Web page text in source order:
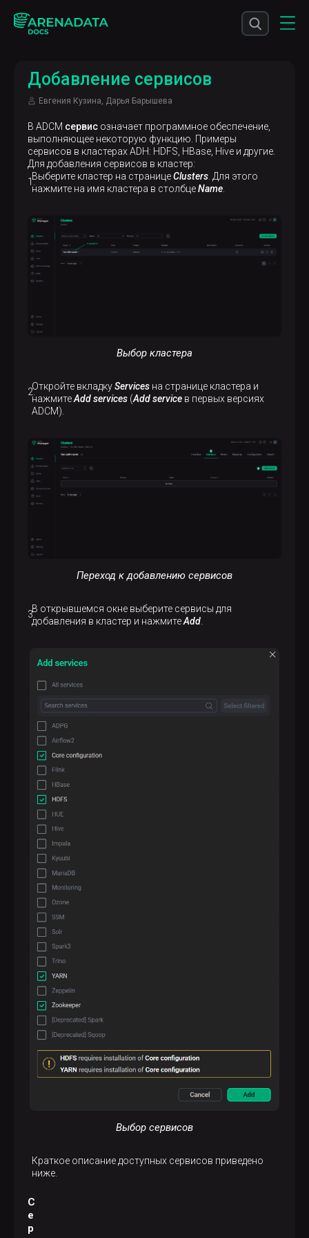
Добавление сервисов
Евгения Кузина, Дарья Барышева
В ADCM сервис означает программное обеспечение,
выполняющее некоторую функцию. Примеры
сервисов в кластерах ADH: HDFS, HBase, Hive и другие.
Для добавления сервисов в кластер:
Выберите кластер на страницеClusters . Для этого
нажмите на имя кластера в столбцеName
Выбор кластера
Откройте вкладкуServices на странице кластера и
нажмитеAdd services (Add service в первых версиях
ADCM).
Переход к добавлению сервисов
В открывшемся окне выберите сервисы для
добавления в кластер и нажмитеAdd
Выбор сервисов
Краткое описание доступных сервисов приведено
ниже.
С
е
р